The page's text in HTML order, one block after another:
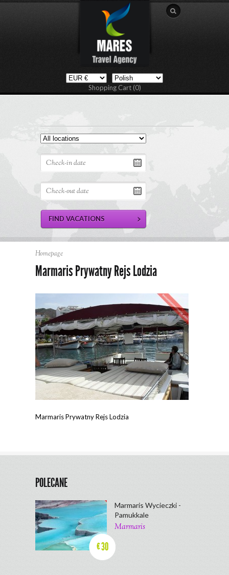
Shopping Cart (0)
Homepage
Marmaris Prywatny Rejs Lodzia
Marmaris Prywatny Rejs Lodzia
POLECANE
€30
Marmaris Wycieczki -
Pamukkale
Marmaris